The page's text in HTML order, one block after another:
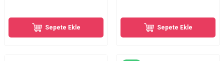
Sepete Ekle Sepete Ekle